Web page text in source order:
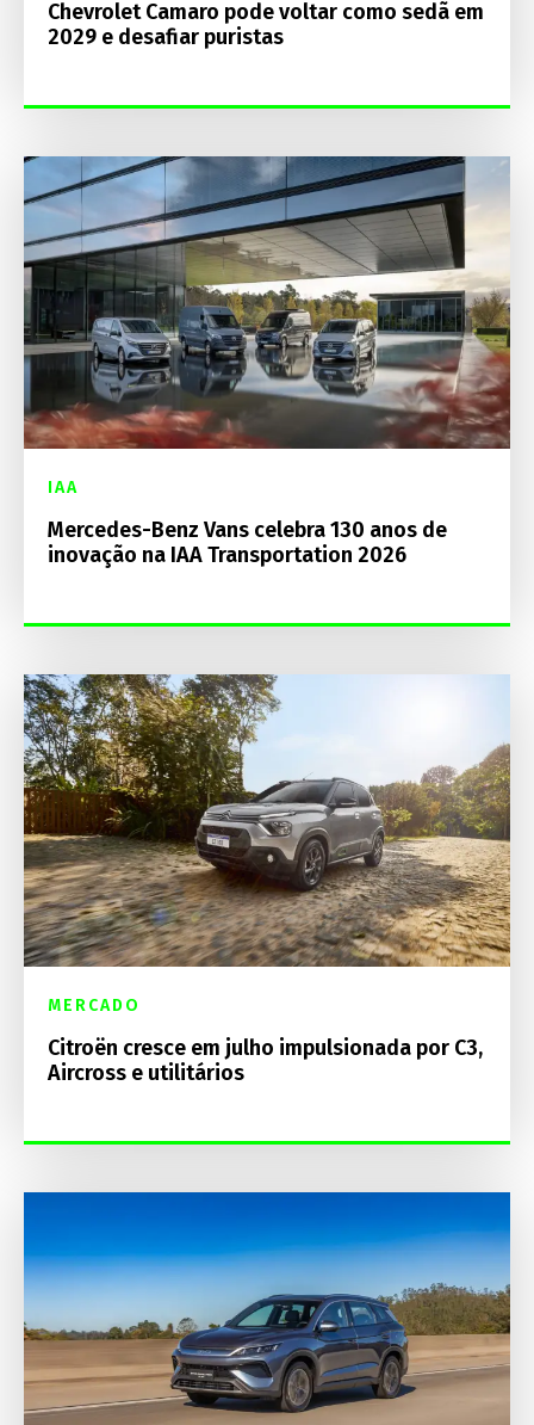
Chevrolet Camaro pode voltar como sedã em
2029 e desafiar puristas
IAA
Mercedes-Benz Vans celebra 130 anos de
inovação na IAA Transportation 2026
MERCADO
Citroën cresce em julho impulsionada por C3,
Aircross e utilitários